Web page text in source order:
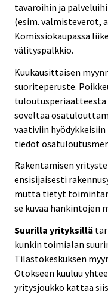
tavaroihin ja
(esim. valmisteverot,
Komissiokaupassa
välityspalkkio.
Kuukausittaisen
suoriteperuste.
tuloutusperiaatteesta
soveltaa
vaativiin
tiedot
Rakentamisen
ensisijaisesti
mutta tietyt
se kuvaa hankintojen
Suurilla yrityksillä
kunkin toimialan
Tilastokeskuksen
Otokseen kuuluu
yritysjoukko kattaa